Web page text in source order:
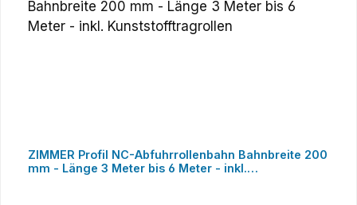
ZIMMER Profil NC-Abfuhrrollenbahn Bahnbreite 200
mm - Länge 3 Meter bis 6 Meter - inkl.